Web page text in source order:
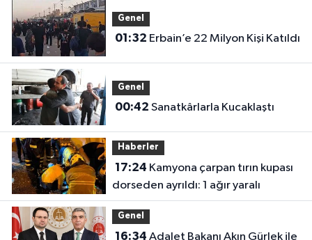
Genel
01:32 Erbain’e 22 Milyon Kişi Katıldı
Genel
00:42 Sanatkârlarla Kucaklaştı
Haberler
17:24
dorseden ayrıldı: 1 ağır yaralı
Genel
16:34